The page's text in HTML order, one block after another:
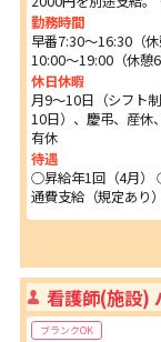
勤務時間
早番7:30～16:30（
10:00～19:00（休憩
休日休暇
月9～10日（シフト
10日）、慶弔、産休
有休
待遇
○昇給年1回（4月）
通費支給（規定あり
看護師(施設)
ブランクOK